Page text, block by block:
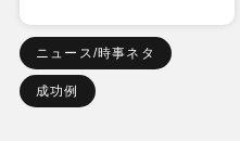
ニュース/時事ネタ
成功例